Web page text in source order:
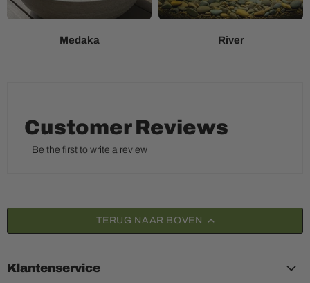
Medaka River
Customer Reviews
Be the first to write a review
TERUG NAAR BOVEN
Klantenservice